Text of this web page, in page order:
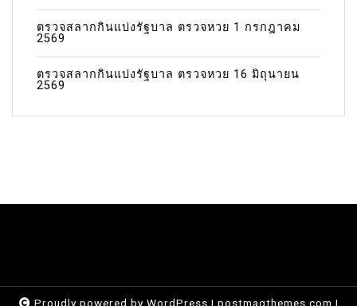
ตรวจสลากกินแบ่งรัฐบาล ตรวจหวย 1 กรกฎาคม
2569
ตรวจสลากกินแบ่งรัฐบาล ตรวจหวย 16 มิถุนายน
2569
Proudly powered by WordPress | postmagthemes.com |